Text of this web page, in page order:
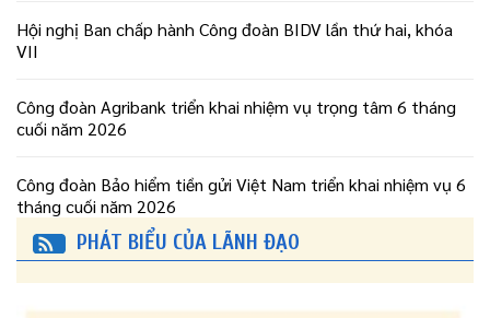
Hội nghị Ban chấp hành Công đoàn BIDV lần thứ hai, khóa
VII
Công đoàn Agribank triển khai nhiệm vụ trọng tâm 6 tháng
cuối năm 2026
Công đoàn Bảo hiểm tiền gửi Việt Nam triển khai nhiệm vụ 6
tháng cuối năm 2026
PHÁT BIỂU CỦA LÃNH ĐẠO